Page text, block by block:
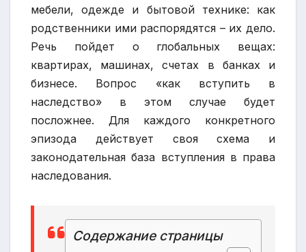
мебели, одежде и бытовой технике: как
родственники ими распорядятся – их дело.
Речь пойдет о глобальных вещах:
квартирах, машинах, счетах в банках и
бизнесе. Вопрос «как вступить в
наследство» в этом случае будет
посложнее. Для каждого конкретного
эпизода действует своя схема и
законодательная база вступления в права
наследования.
Содержание страницы